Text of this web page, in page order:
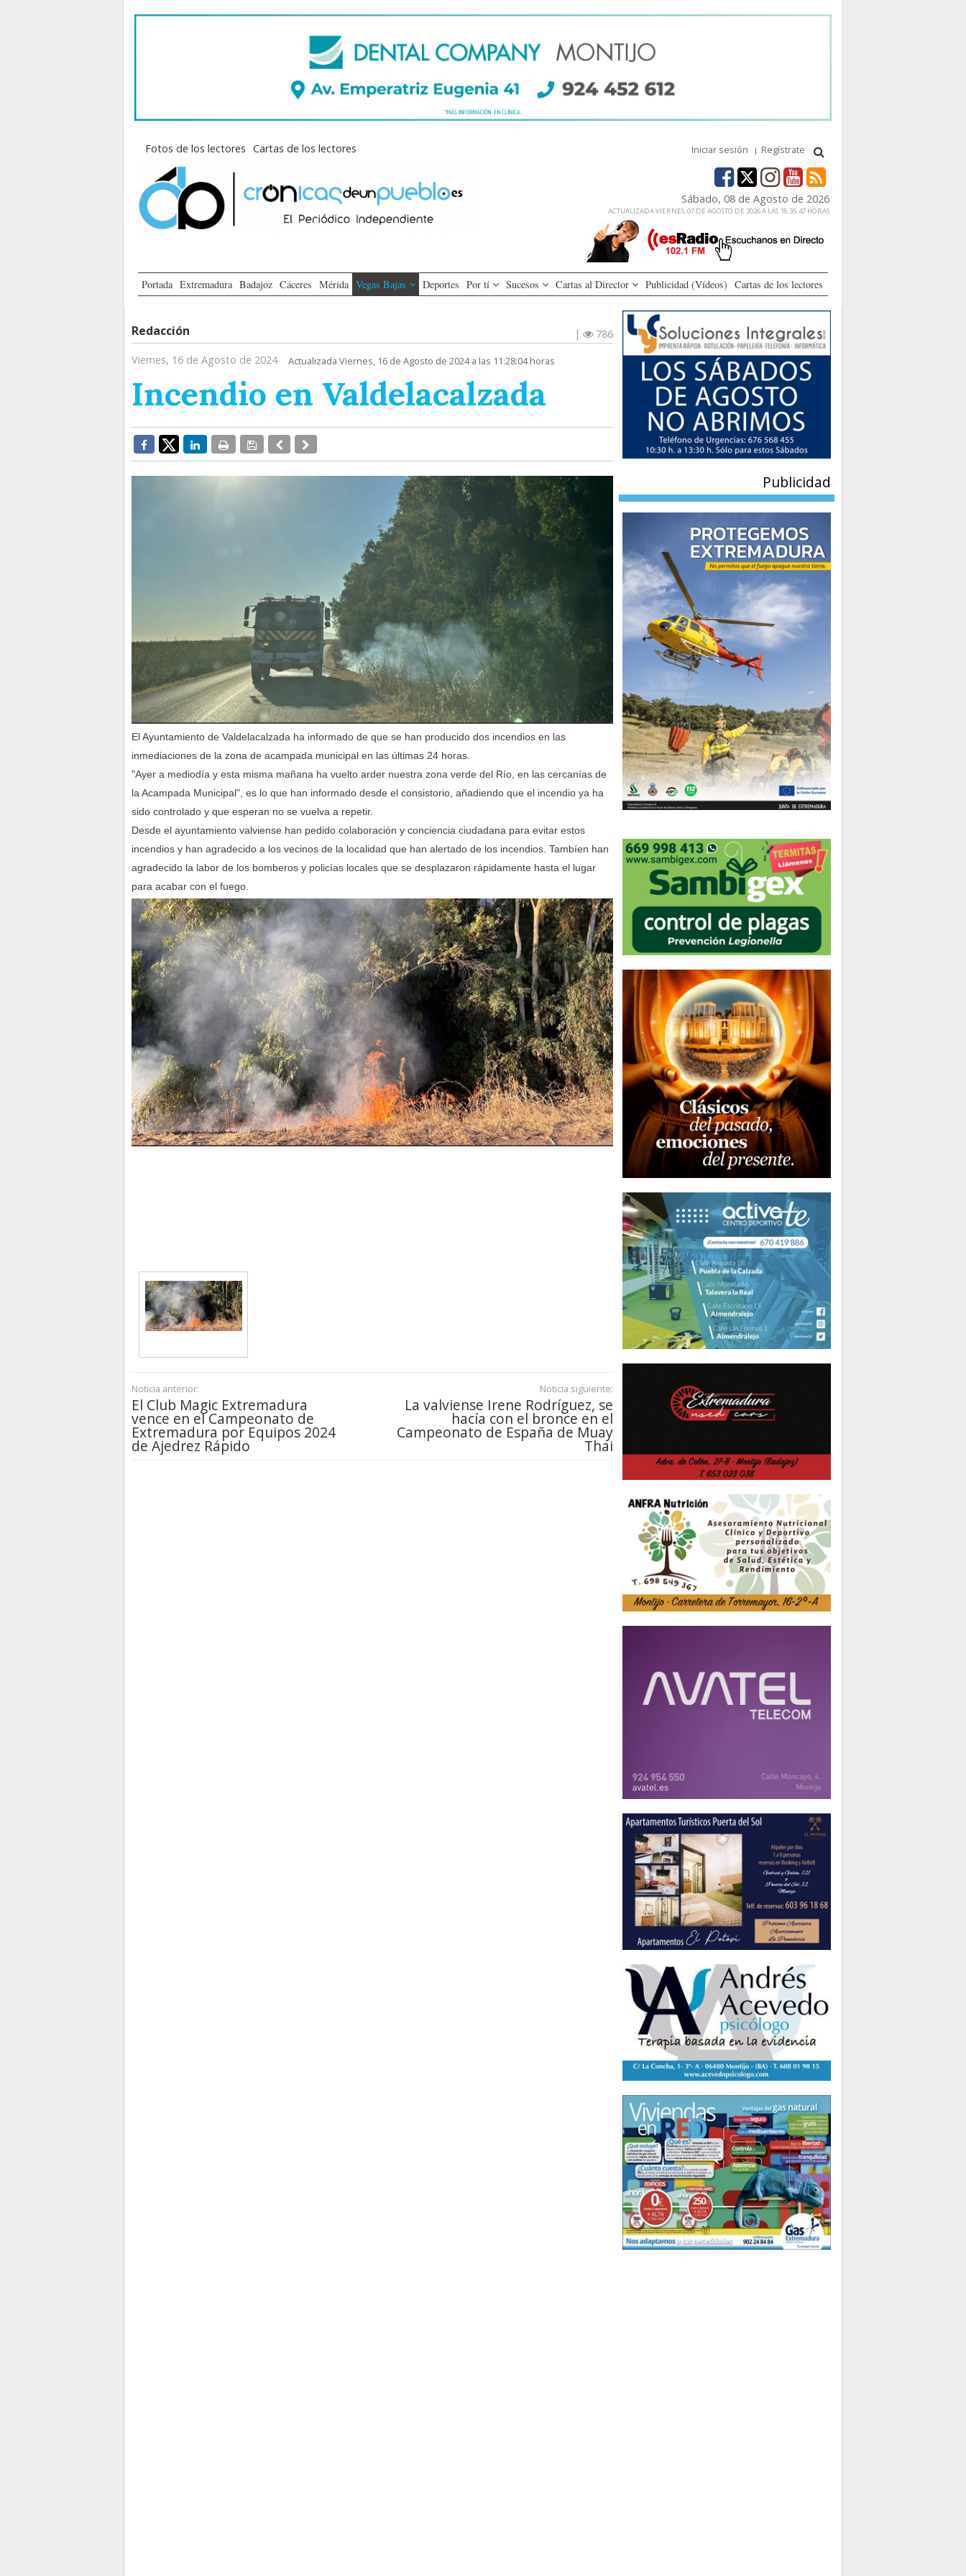
Fotos de los lectores Cartas de los lectores Iniciar sesión Regístrate
Sábado, 08 de Agosto de 2026
ACTUALIZADA VIERNES, 07 DE AGOSTO DE 2026 A LAS 18:35:47 HORAS
Portada Extremadura Badajoz Cáceres Mérida Vegas Bajas Deportes Por tí Sucesos Cartas al Director Publicidad (Vídeos) Cartas de los lectores
Redacción |
786
Viernes, 16 de Agosto de 2024
Actualizada Viernes, 16 de Agosto de 2024 a las 11:28:04 horas
Incendio en Valdelacalzada
El Ayuntamiento de Valdelacalzada ha informado de que se han producido dos incendios en las
inmediaciones de la zona de acampada municipal en las últimas 24 horas.
"Ayer a mediodía y esta misma mañana ha vuelto arder nuestra zona verde del Río, en las cercanías de
la Acampada Municipal", es lo que han informado desde el consistorio, añadiendo que el incendio ya ha
sido controlado y que esperan no se vuelva a repetir.
Desde el ayuntamiento valviense han pedido colaboración y conciencia ciudadana para evitar estos
incendios y han agradecido a los vecinos de la localidad que han alertado de los incendios. Tambíen han
agradecido la labor de los bomberos y policías locales que se desplazaron rápidamente hasta el lugar
para acabar con el fuego.
Noticia anterior:
El Club Magic Extremadura
vence en el Campeonato de
Extremadura por Equipos 2024
de Ajedrez Rápido
Noticia siguiente:
La valviense Irene Rodríguez, se
hacía con el bronce en el
Campeonato de España de Muay
Thai
Publicidad